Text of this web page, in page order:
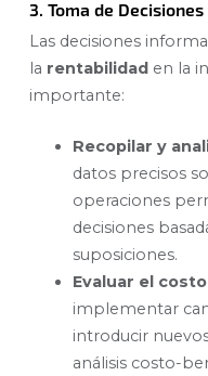
3. Toma de
Las decisiones
la rentabilidad en la
importante:
Recopilar y
datos precisos
operaciones
decisiones
suposiciones.
Evaluar el
implementar
introducir
análisis costo-